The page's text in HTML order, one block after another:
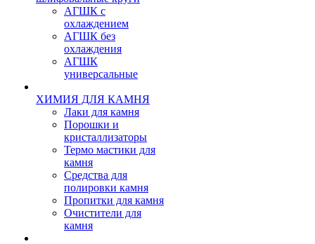
АГШК с
охлаждением
АГШК без
охлаждения
АГШК
универсальные
ХИМИЯ ДЛЯ КАМНЯ
Лаки для камня
Порошки и
кристаллизаторы
Термо мастики для
камня
Средства для
полировки камня
Пропитки для камня
Очистители для
камня